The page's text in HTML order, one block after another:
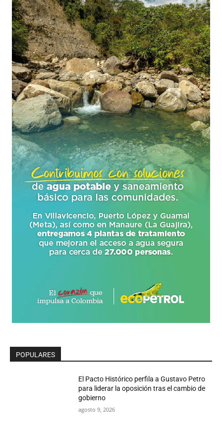
POPULARES
El Pacto Histórico perfila a Gustavo Petro
para liderar la oposición tras el cambio de
gobierno
agosto 9, 2026